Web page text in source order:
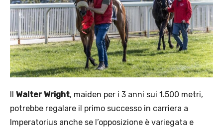
Il Walter Wright, maiden per i 3 anni sui 1.500 metri,
potrebbe regalare il primo successo in carriera a
Imperatorius anche se l’opposizione è variegata e